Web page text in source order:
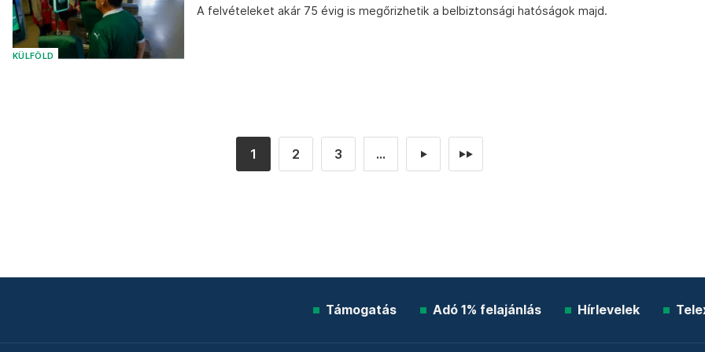
KÜLFÖLD
A felvételeket akár 75 évig is megőrizhetik a belbiztonsági hatóságok majd.
1 2 3 ... ► ►►
Támogatás Adó 1% felajánlás Hírlevelek